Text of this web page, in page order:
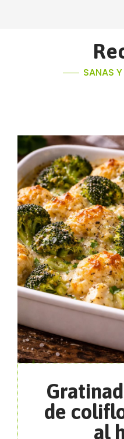
SANAS
de
al